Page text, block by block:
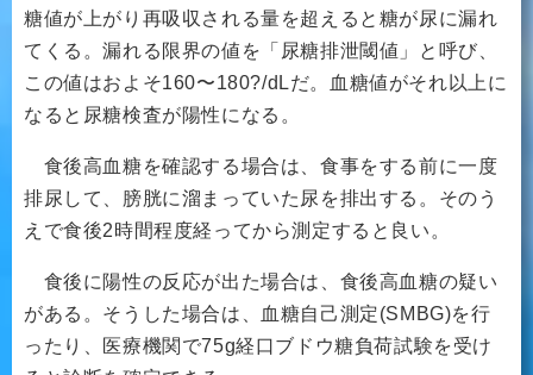
糖値が上がり再吸収される量を超えると糖が尿に漏れ
てくる。漏れる限界の値を「尿糖排泄閾値」と呼び、
この値はおよそ160〜180?/dLだ。血糖値がそれ以上に
なると尿糖検査が陽性になる。
食後高血糖を確認する場合は、食事をする前に一度
排尿して、膀胱に溜まっていた尿を排出する。そのう
えで食後2時間程度経ってから測定すると良い。
食後に陽性の反応が出た場合は、食後高血糖の疑い
がある。そうした場合は、血糖自己測定(SMBG)を行
ったり、医療機関で75g経口ブドウ糖負荷試験を受け